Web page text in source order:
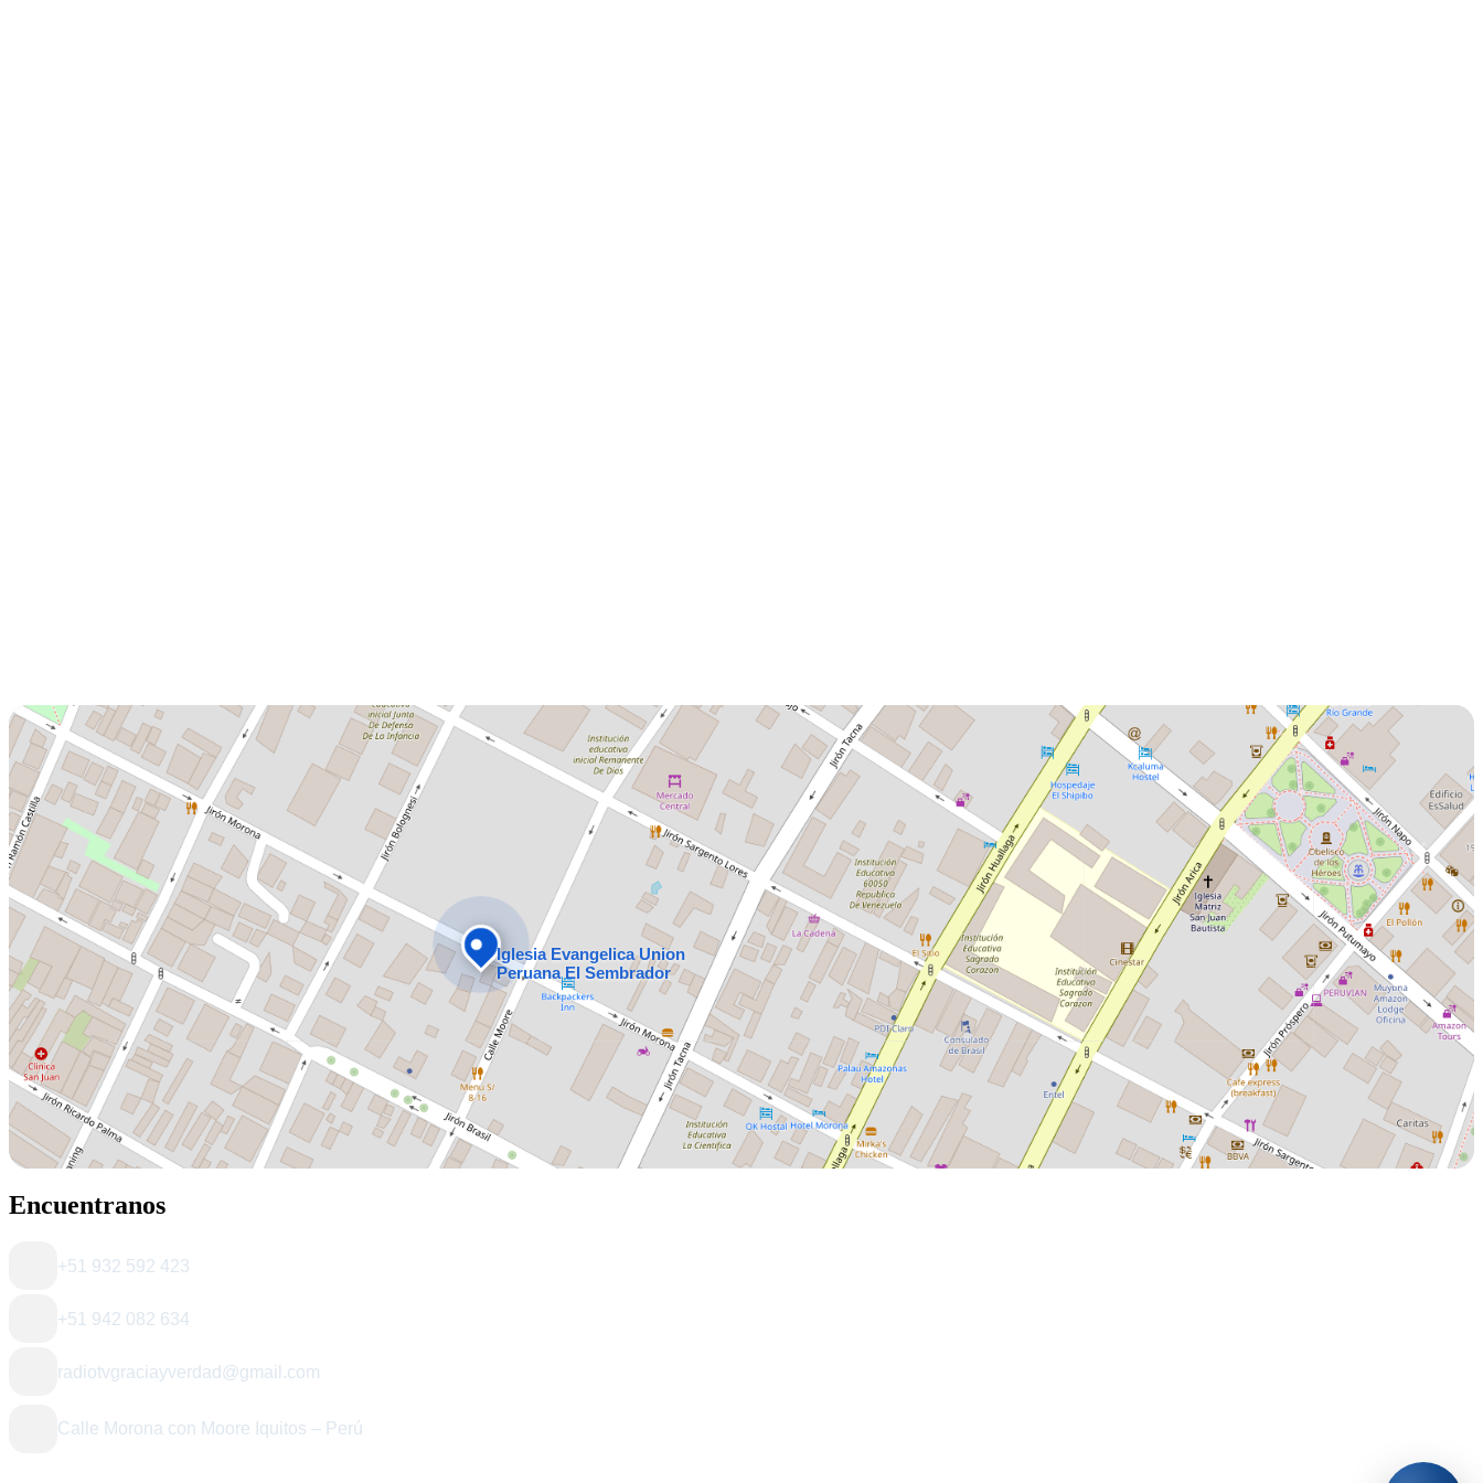
Iglesia Evangelica Union
Peruana El Sembrador
Encuentranos
+51 932 592 423
+51 942 082 634
radiotvgraciayverdad@gmail.com
Calle Morona con Moore Iquitos – Perú